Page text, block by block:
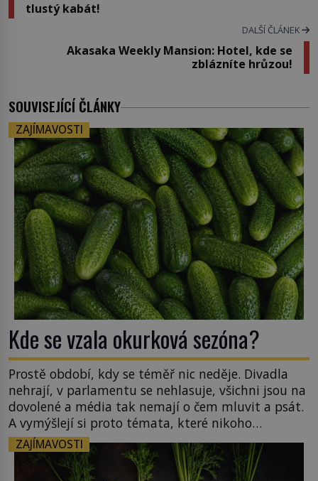
tlustý kabát!
DALŠÍ ČLÁNEK
Akasaka Weekly Mansion: Hotel, kde se
zblázníte hrůzou!
SOUVISEJÍCÍ ČLÁNKY
ZAJÍMAVOSTI
Kde se vzala okurková sezóna?
Prostě období, kdy se téměř nic neděje. Divadla
nehrají, v parlamentu se nehlasuje, všichni jsou na
dovolené a média tak nemají o čem mluvit a psát.
A vymýšlejí si proto témata, které nikoho
nezajímají. Proč je však ona letní doba spojovaná
zrovna s okurkami? Okurkovou sezónu známe už
od poloviny 19. století, ovšem jako Češi […]
ZAJÍMAVOSTI